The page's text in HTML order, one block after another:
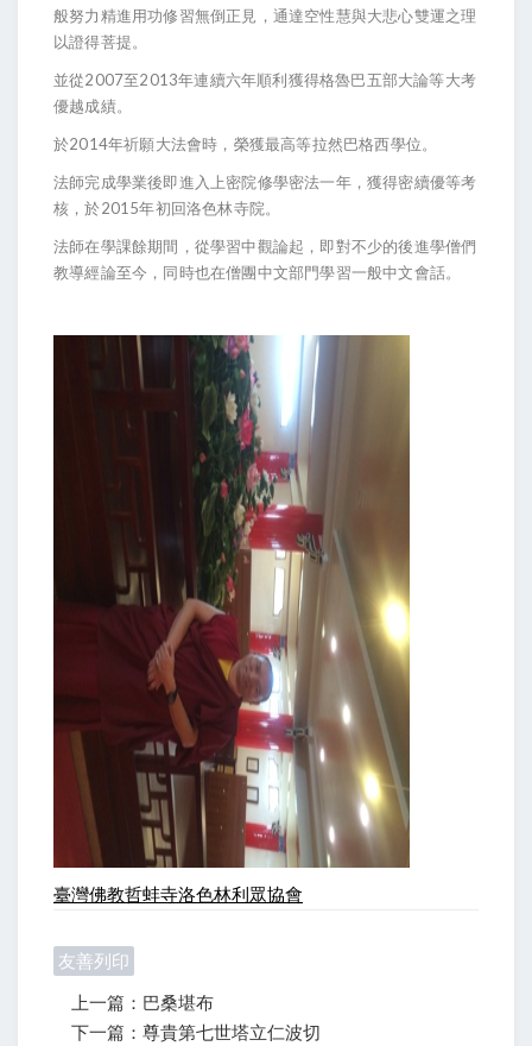
般努力精進用功修習無倒正見，通達空性慧與大悲心雙運之理
以證得菩提。
並從2007至2013年連續六年順利獲得格魯巴五部大論等大考
優越成績。
於2014年祈願大法會時，榮獲最高等拉然巴格西學位。
法師完成學業後即進入上密院修學密法一年，獲得密續優等考
核，於2015年初回洛色林寺院。
法師在學課餘期間，從學習中觀論起，即對不少的後進學僧們
教導經論至今，同時也在僧團中文部門學習一般中文會話。
臺灣佛教哲蚌寺洛色林利眾協會
友善列印
上一篇：巴桑堪布
下一篇：尊貴第七世塔立仁波切